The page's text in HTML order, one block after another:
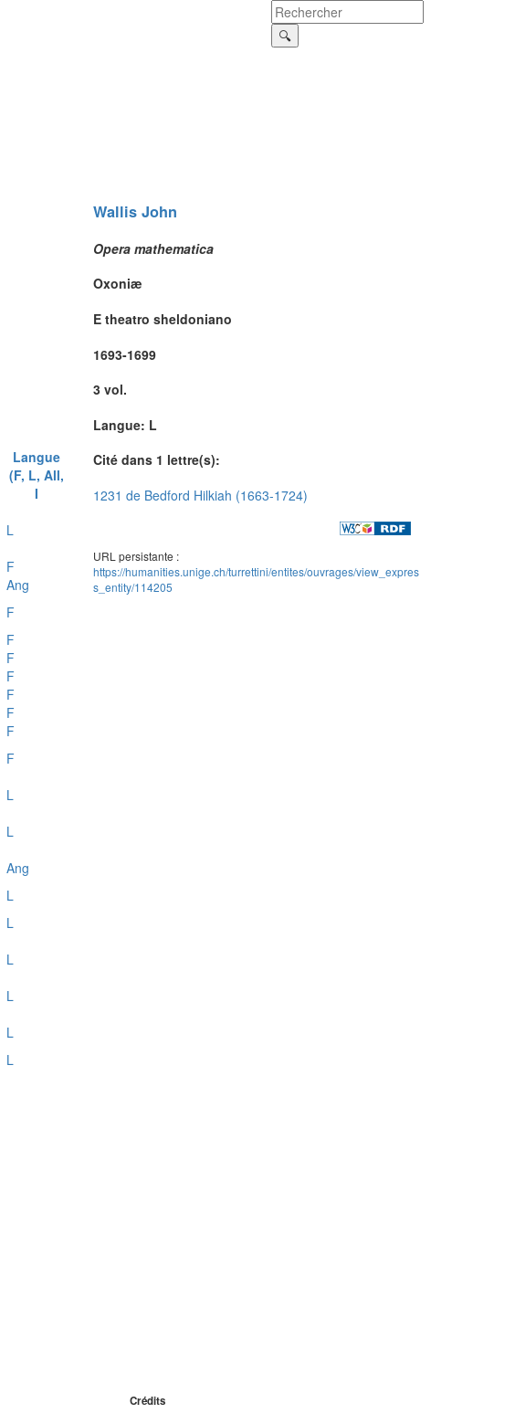
Langue
(F, L, All,
I
L
F
Ang
F
F
F
F
F
F
F
F
L
L
Ang
L
L
L
L
L
L
Wallis John
Opera mathematica
Oxoniæ
E theatro sheldoniano
1693-1699
3 vol.
Langue: L
Cité dans 1 lettre(s):
1231 de Bedford Hilkiah (1663-1724)
URL persistante :
https://humanities.unige.ch/turrettini/entites/ouvrages/view_expres
s_entity/114205
Crédits